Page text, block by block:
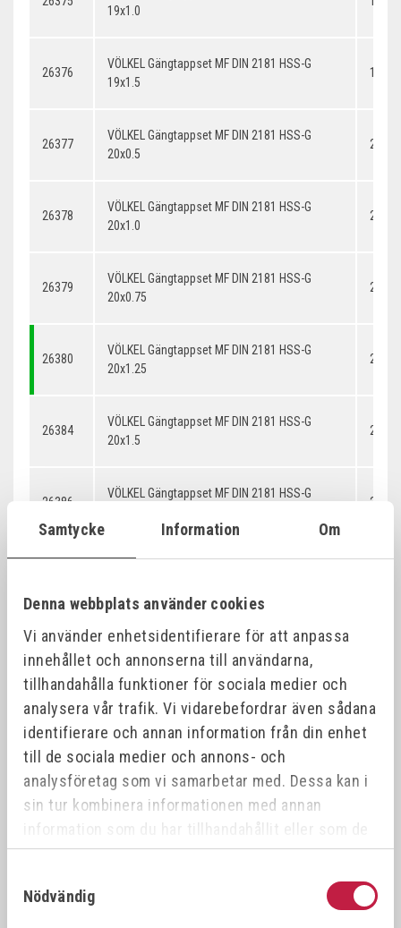
Samtycke Information Om
Denna webbplats använder cookies
Vi använder enhetsidentifierare för att anpassa
innehållet och annonserna till användarna,
tillhandahålla funktioner för sociala medier och
analysera vår trafik. Vi vidarebefordrar även sådana
identifierare och annan information från din enhet
till de sociala medier och annons- och
analysföretag som vi samarbetar med. Dessa kan i
sin tur kombinera informationen med annan
information som du har tillhandahållit eller som de
har samlat in när du har använt deras tjänster.
Nödvändig
19x1.0
26376
VÖLKEL Gängtappset MF DIN 2181 HSS-G
19x1.5
26377
VÖLKEL Gängtappset MF DIN 2181 HSS-G
20x0.5
26378
VÖLKEL Gängtappset MF DIN 2181 HSS-G
20x1.0
26379
VÖLKEL Gängtappset MF DIN 2181 HSS-G
20x0.75
26380
VÖLKEL Gängtappset MF DIN 2181 HSS-G
20x1.25
26384
VÖLKEL Gängtappset MF DIN 2181 HSS-G
20x1.5
26386
VÖLKEL Gängtappset MF DIN 2181 HSS-G
26388
VÖLKEL Gängtappset MF DIN 2181 HSS-G
21x1.5
26389
VÖLKEL Gängtappset MF DIN 2181 HSS-G
22x0.5
26390
VÖLKEL Gängtappset MF DIN 2181 HSS-G
22x1.0
VÖLKEL Gängtappset MF DIN 2181 HSS-G